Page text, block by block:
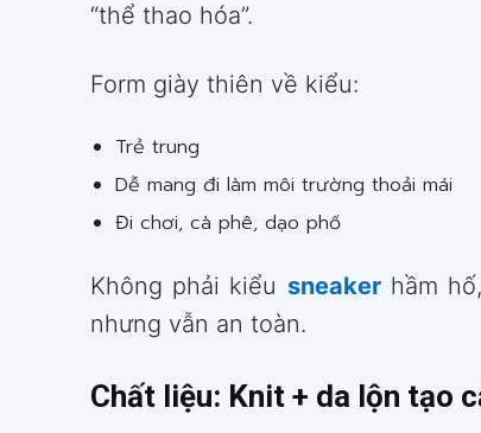
“thể thao hóa”.
Form giày thiên về kiểu:
Trẻ trung
Dễ mang đi làm môi trường thoải mái
Đi chơi, cà phê, dạo phố
Không phải kiểu sneakerhầm
nhưng vẫn an toàn.
Chất liệu: Knit + da lộn tạo